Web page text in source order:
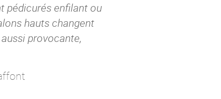
pédicurés enfilant ou
hauts changent
provocante,